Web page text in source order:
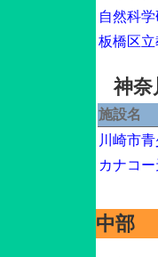
自然科
板橋区
神奈
施設名
川崎市
カナコ
中部